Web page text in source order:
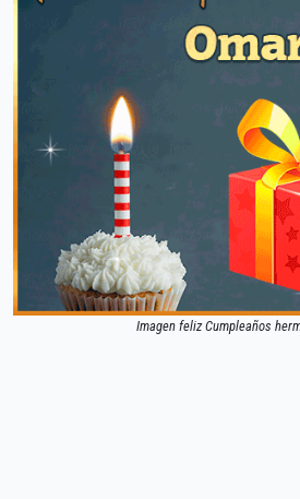
Imagen feliz Cumpleaños